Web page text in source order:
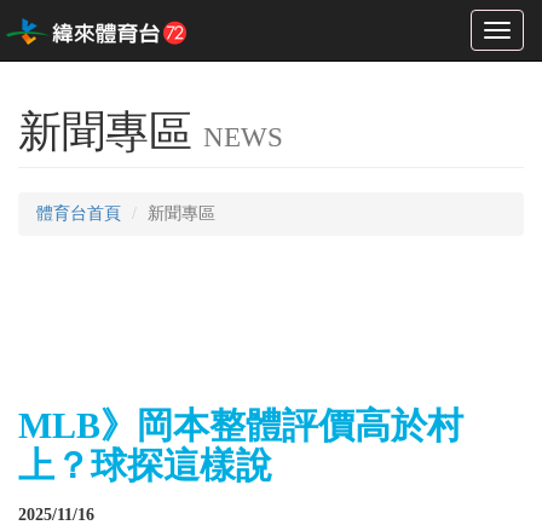
Toggle
新聞專區 NEWS
體育台首頁 新聞專區
MLB》岡本整體評價高於村
上？球探這樣說
2025/11/16